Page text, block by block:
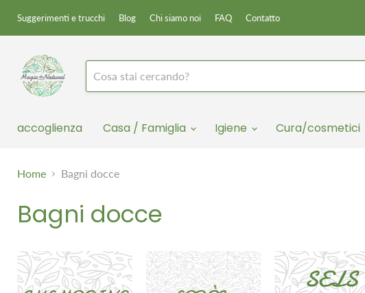
Suggerimenti e trucchi Blog Chi siamo noi FAQ Contatto
accoglienza Casa / Famiglia Igiene Cura/cosmetici
Home Bagni docce
Bagni docce